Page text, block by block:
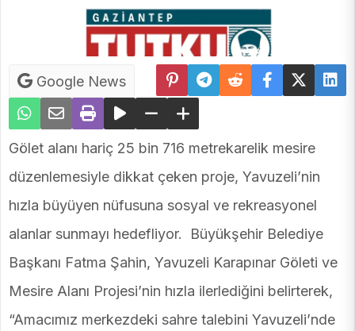
Google News
Gölet alanı hariç 25 bin 716 metrekarelik mesire
düzenlemesiyle dikkat çeken proje, Yavuzeli’nin
hızla büyüyen nüfusuna sosyal ve rekreasyonel
alanlar sunmayı hedefliyor. Büyükşehir Belediye
Başkanı Fatma Şahin, Yavuzeli Karapınar Göleti ve
Mesire Alanı Projesi’nin hızla ilerlediğini belirterek,
“Amacımız merkezdeki sahre talebini Yavuzeli’nde